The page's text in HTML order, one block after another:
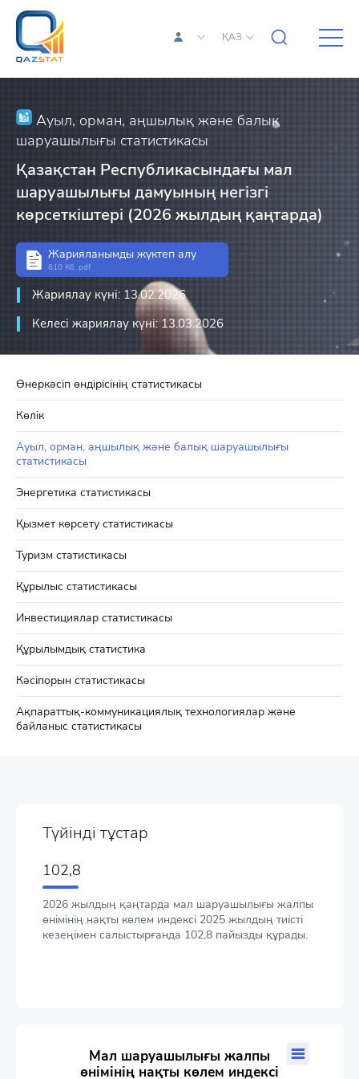
ҚАЗ
Өнеркәсіп өндірісінің статистикасы
Көлік
Ауыл, орман, аңшылық және балық шаруашылығы
статистикасы
Энергетика статистикасы
Қызмет көрсету статистикасы
Туризм статистикасы
Құрылыс статистикасы
Инвестициялар статистикасы
Құрылымдық статистика
Кәсіпорын статистикасы
Ақпараттық-коммуникациялық технологиялар және
байланыс статистикасы
Ауыл, орман, аңшылық және балық
шаруашылығы статистикасы
Қазақстан Республикасындағы мал
шаруашылығы дамуының негізгі
көрсеткіштері (2026 жылдың қаңтарда)
Жарияланымды жүктеп алу
610 Кб, pdf
Жариялау күні: 13.02.2026
Келесі жариялау күні: 13.03.2026
Түйінді тұстар
102,8
2026 жылдың қаңтарда мал шаруашылығы жалпы
өнімінің нақты көлем индексі 2025 жылдың тиісті
кезеңімен салыстырғанда 102,8 пайызды құрады.
Мал шаруашылығы жалпы өнімінің нақты көлем индексі
Мал шаруашылығы жалпы
өнімінің нақты көлем индексі